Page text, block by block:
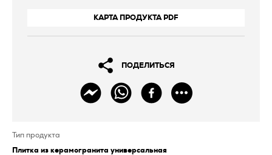
КАРТА ПРОДУКТА PDF
ПОДЕЛИТЬСЯ
Тип продукта
Плитка из керамогранита универсальная